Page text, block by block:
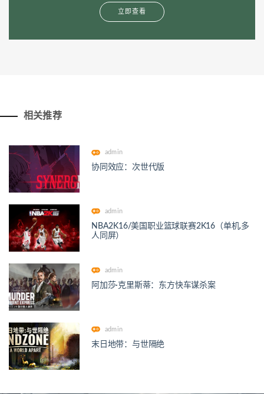
立即查看
相关推荐
admin
协同效应：次世代版
admin
NBA2K16/美国职业篮球联赛2K16（单机.多
人同屏）
admin
阿加莎·克里斯蒂：东方快车谋杀案
admin
末日地带：与世隔绝